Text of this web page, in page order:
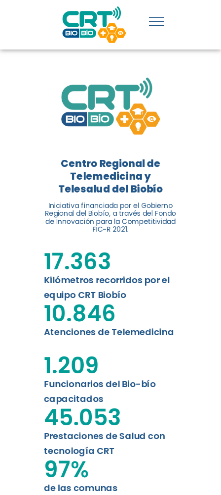
REGIÓN:
CONOCE
LOGROS
DE CRT
BIOBÍO
El Centro Regional de
Telemedicina y Telesalud del
Biobío presenta el balance de
tres años acercando la salud
digital a los habitantes...
Leer más
Centro Regional de
Telemedicina y
Telesalud del Biobío
Iniciativa financiada por el Gobierno
Regional del Biobío, a través del Fondo
de Innovación para la Competitividad
FIC-R 2021.
Kilómetros recorridos por el
equipo CRT Biobío
17.363
Atenciones de Telemedicina
10.846
Funcionarios del Bio-bío
capacitados
1.209
Prestaciones de Salud con
tecnología CRT
45.053
de las comunas
97%